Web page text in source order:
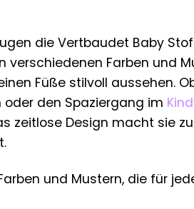
die Vertbaudet Baby
verschiedenen Farben und
Füße stilvoll aussehen.
oder den Spaziergang im
zeitlose Design macht sie
und Mustern, die für